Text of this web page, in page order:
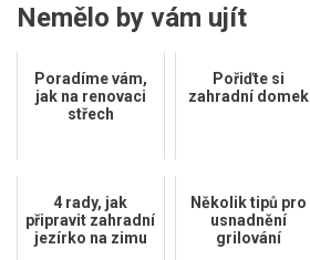
Nemělo by vám ujít
Poradíme vám,
jak na renovaci
střech
Pořiďte si
zahradní domek
4 rady, jak
připravit zahradní
jezírko na zimu
Několik tipů pro
usnadnění
grilování